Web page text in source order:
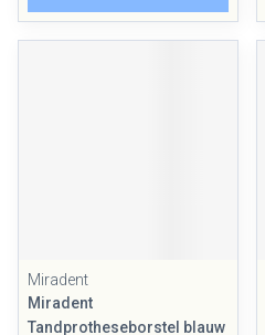
Miradent
Miradent
Tandprotheseborstel blauw